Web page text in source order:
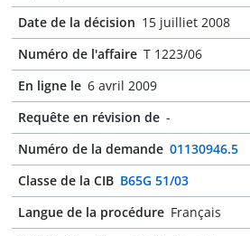
Date de la décision 15 juilliet 2008
Numéro de l'affaire T 1223/06
En ligne le 6 avril 2009
Requête en révision de -
Numéro de la demande 01130946.5
Classe de la CIB B65G 51/03
Langue de la procédure Français